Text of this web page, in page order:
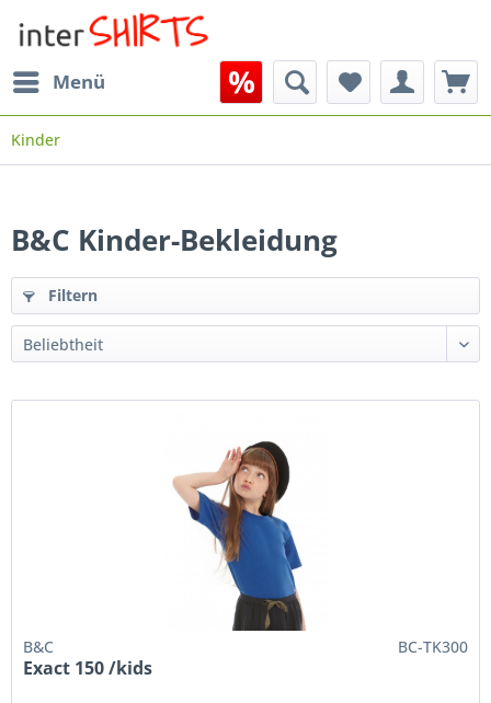
Menü
Kinder
B&C Kinder-Bekleidung
Filtern
B&C BC-TK300
Exact 150 /kids